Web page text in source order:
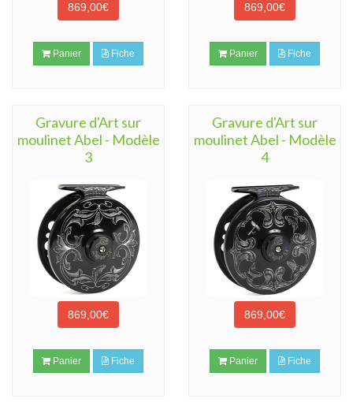
869,00€
Panier Fiche
869,00€
Panier Fiche
Gravure d'Art sur
moulinet Abel - Modèle
3
869,00€
Panier Fiche
Gravure d'Art sur
moulinet Abel - Modèle
4
869,00€
Panier Fiche